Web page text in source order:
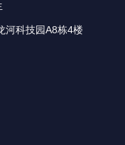
河科技园A8栋4楼